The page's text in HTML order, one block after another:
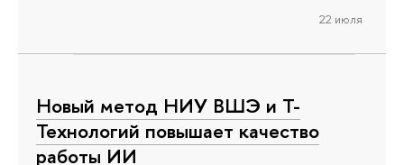
22 июля
Новый метод НИУ ВШЭ и Т-
Технологий повышает качество
работы ИИ